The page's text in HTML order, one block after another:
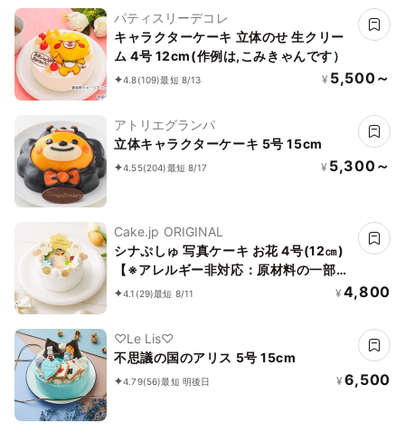
パティスリーデコレ
キャラクターケーキ 立体のせ 生クリー
ム 4号 12cm(作例は,こみきゃんです）
4.8(109)最短 8/13 ¥ 5,500～
アトリエグランパ
立体キャラクターケーキ 5号 15cm
4.55(204)最短 8/17 ¥ 5,300～
Cake.jp ORIGINAL
シナぷしゅ 写真ケーキ お花 4号(12㎝)
【※アレルギー非対応：原材料の一部
に、小麦・卵・乳成分・大豆を含む】
4.1 (29)最短 8/11 ¥ 4,800
♡Le Lis♡
不思議の国のアリス 5号 15cm
4.79(56)最短 明後日 ¥ 6,500